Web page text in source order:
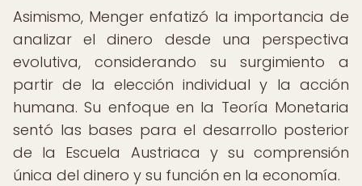
Asimismo, Menger enfatizó la importancia de
analizar el dinero desde una perspectiva
evolutiva, considerando su surgimiento a
partir de la elección individual y la acción
humana. Su enfoque en la Teoría Monetaria
sentó las bases para el desarrollo posterior
de la Escuela Austriaca y su comprensión
única del dinero y su función en la economía.